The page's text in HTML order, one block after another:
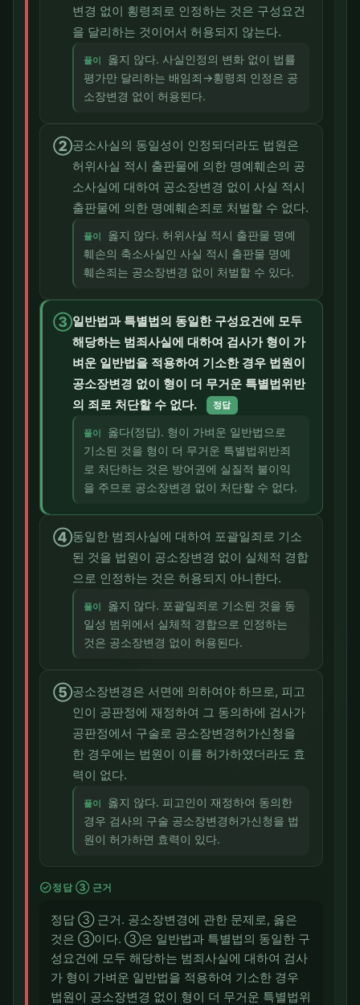
변경 없이 횡령죄로 인정하는 것은 구성요건
을 달리하는 것이어서 허용되지 않는다.
풀이
옳지 않다. 사실인정의 변화 없이 법률
평가만 달리하는 배임죄→횡령죄 인정은 공
소장변경 없이 허용된다.
②공소사실의 동일성이 인정되더라도 법원은
허위사실 적시 출판물에 의한 명예훼손의 공
소사실에 대하여 공소장변경 없이 사실 적시
출판물에 의한 명예훼손죄로 처벌할 수 없다.
풀이
옳지 않다. 허위사실 적시 출판물 명예
훼손의 축소사실인 사실 적시 출판물 명예
훼손죄는 공소장변경 없이 처벌할 수 있다.
③일반법과 특별법의 동일한 구성요건에 모두
해당하는 범죄사실에 대하여 검사가 형이 가
벼운 일반법을 적용하여 기소한 경우 법원이
공소장변경 없이 형이 더 무거운 특별법위반
의 죄로 처단할 수 없다.
정답
풀이
옳다(정답). 형이 가벼운 일반법으로
기소된 것을 형이 더 무거운 특별법위반죄
로 처단하는 것은 방어권에 실질적 불이익
을 주므로 공소장변경 없이 처단할 수 없다.
④동일한 범죄사실에 대하여 포괄일죄로 기소
된 것을 법원이 공소장변경 없이 실체적 경합
으로 인정하는 것은 허용되지 아니한다.
풀이
옳지 않다. 포괄일죄로 기소된 것을 동
일성 범위에서 실체적 경합으로 인정하는
것은 공소장변경 없이 허용된다.
⑤공소장변경은 서면에 의하여야 하므로, 피고
인이 공판정에 재정하여 그 동의하에 검사가
공판정에서 구술로 공소장변경허가신청을
한 경우에는 법원이 이를 허가하였더라도 효
력이 없다.
풀이
옳지 않다. 피고인이 재정하여 동의한
경우 검사의 구술 공소장변경허가신청을 법
원이 허가하면 효력이 있다.
check_circle정답 ③ 근거
정답 ③ 근거. 공소장변경에 관한 문제로, 옳은
것은 ③이다. ③은 일반법과 특별법의 동일한 구
성요건에 모두 해당하는 범죄사실에 대하여 검사
가 형이 가벼운 일반법을 적용하여 기소한 경우
법원이 공소장변경 없이 형이 더 무거운 특별법위